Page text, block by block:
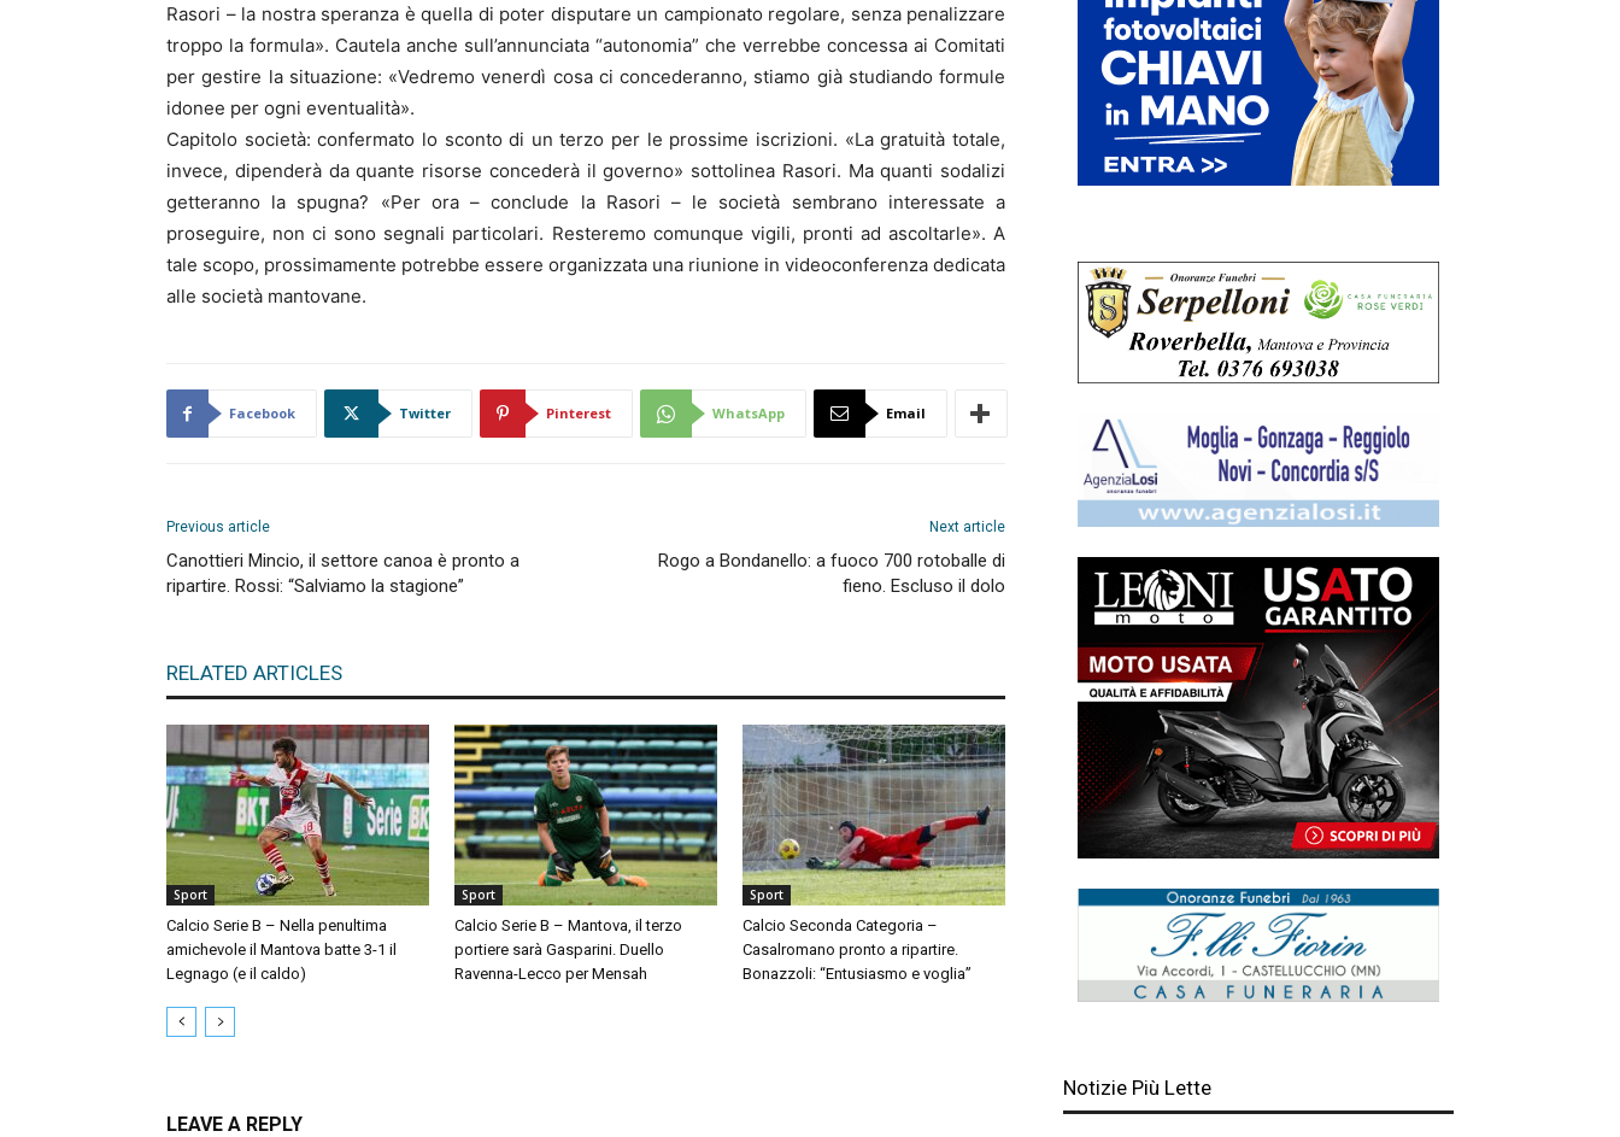
Rasori – la nostra speranza è quella di poter disputare un campionato regolare, senza penalizzare
troppo la formula». Cautela anche sull’annunciata “autonomia” che verrebbe concessa ai Comitati
per gestire la situazione: «Vedremo venerdì cosa ci concederanno, stiamo già studiando formule
idonee per ogni eventualità».
Capitolo società: confermato lo sconto di un terzo per le prossime iscrizioni. «La gratuità totale,
invece, dipenderà da quante risorse concederà il governo» sottolinea Rasori. Ma quanti sodalizi
getteranno la spugna? «Per ora – conclude la Rasori – le società sembrano interessate a
proseguire, non ci sono segnali particolari. Resteremo comunque vigili, pronti ad ascoltarle». A
tale scopo, prossimamente potrebbe essere organizzata una riunione in videoconferenza dedicata
alle società mantovane.
Facebook Twitter Pinterest WhatsApp Email
Previous article
Canottieri Mincio, il settore canoa è pronto a
ripartire. Rossi: “Salviamo la stagione”
Next article
Rogo a Bondanello: a fuoco 700 rotoballe di
fieno. Escluso il dolo
RELATED ARTICLES
Sport
Calcio Serie B – Nella penultima
amichevole il Mantova batte 3-1 il
Legnago (e il caldo)
Sport
Calcio Serie B – Mantova, il terzo
portiere sarà Gasparini. Duello
Ravenna-Lecco per Mensah
Sport
Calcio Seconda Categoria –
Casalromano pronto a ripartire.
Bonazzoli: “Entusiasmo e voglia”
LEAVE A REPLY
Notizie Più Lette